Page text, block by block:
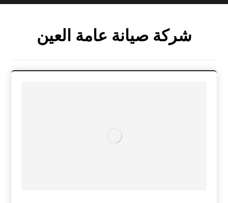
شركة صيانة عامة العين